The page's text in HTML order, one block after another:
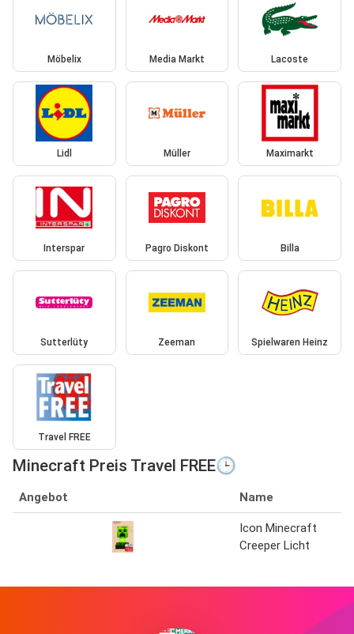
Möbelix Media Markt Lacoste
Lidl Müller Maximarkt
Interspar Pagro Diskont Billa
Sutterlüty Zeeman Spielwaren Heinz
Travel FREE
Minecraft Preis Travel FREE🕒
Angebot Name
Icon Minecraft
Creeper Licht